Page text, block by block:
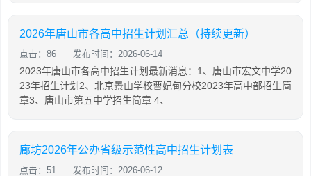
2026年唐山市各高中招生计划汇总（持续更新）
点击：86 发布时间：2026-06-14
2023年唐山市各高中招生计划最新消息：1、唐山市宏文中学20
23年招生计划2、北京景山学校曹妃甸分校2023年高中部招生简
章3、唐山市第五中学招生简章 4、
廊坊2026年公办省级示范性高中招生计划表
点击：51 发布时间：2026-06-12